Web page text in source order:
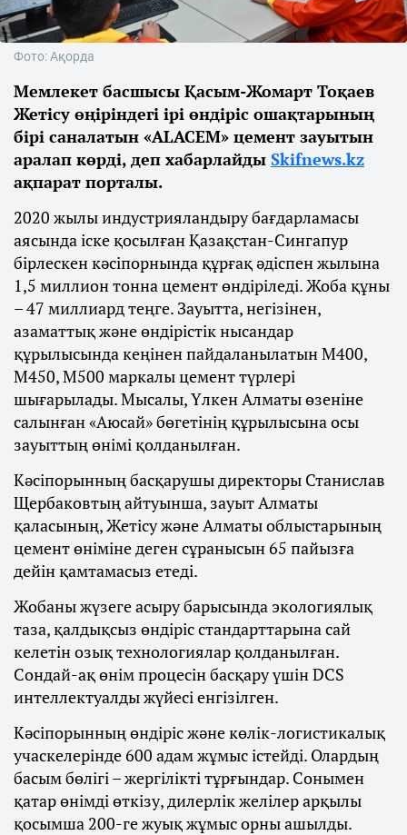
Фото: Ақорда
Мемлекет басшысы Қасым-Жомарт Тоқаев
Жетісу өңіріндегі ірі өндіріс ошақтарының
бірі саналатын «ALACEM» цемент зауытын
аралап көрді, деп хабарлайды Skifnews.kz
ақпарат порталы.
2020 жылы индустрияландыру бағдарламасы
аясында іске қосылған Қазақстан-Сингапур
бірлескен кәсіпорнында құрғақ әдіспен жылына
1,5 миллион тонна цемент өндіріледі. Жоба құны
– 47 миллиард теңге. Зауытта, негізінен,
азаматтық және өндірістік нысандар
құрылысында кеңінен пайдаланылатын M400,
M450, М500 маркалы цемент түрлері
шығарылады. Мысалы, Үлкен Алматы өзеніне
салынған «Аюсай» бөгетінің құрылысына осы
зауыттың өнімі қолданылған.
Кәсіпорынның басқарушы директоры Станислав
Щербаковтың айтуынша, зауыт Алматы
қаласының, Жетісу және Алматы облыстарының
цемент өніміне деген сұранысын 65 пайызға
дейін қамтамасыз етеді.
Жобаны жүзеге асыру барысында экологиялық
таза, қалдықсыз өндіріс стандарттарына сай
келетін озық технологиялар қолданылған.
Сондай-ақ өнім процесін басқару үшін DCS
интеллектуалды жүйесі енгізілген.
Кәсіпорынның өндіріс және көлік-логистикалық
учаскелерінде 600 адам жұмыс істейді. Олардың
басым бөлігі – жергілікті тұрғындар. Сонымен
қатар өнімді өткізу, дилерлік желілер арқылы
қосымша 200-ге жуық жұмыс орны ашылды.